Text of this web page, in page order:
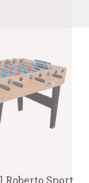
Roberto Sport